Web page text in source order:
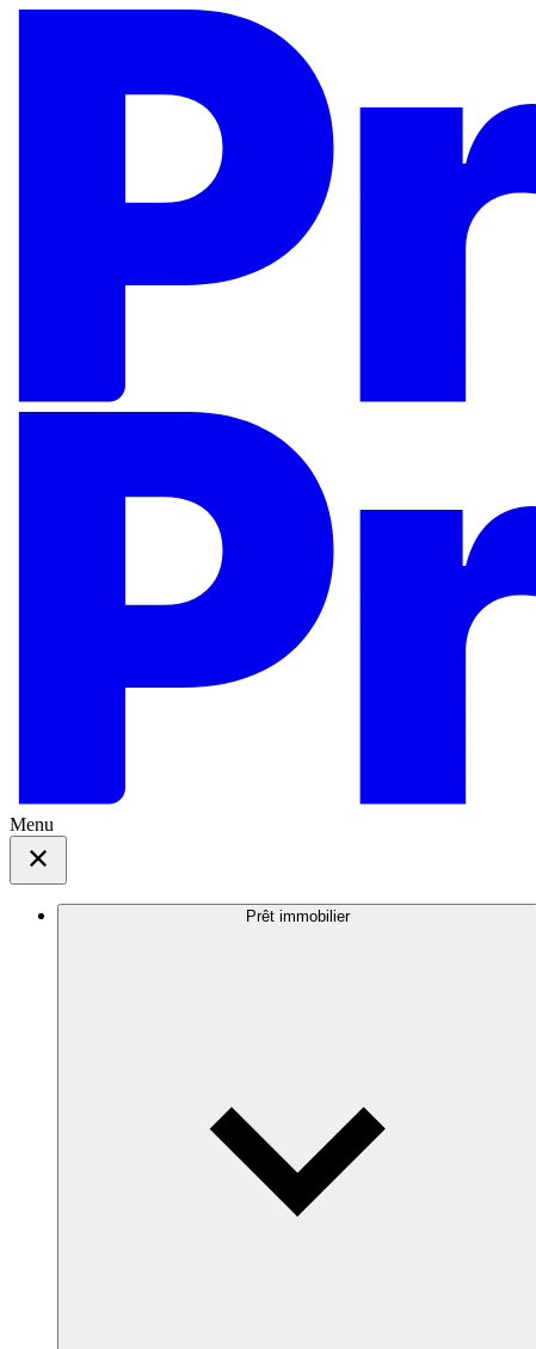
Menu
Prêt immobilier